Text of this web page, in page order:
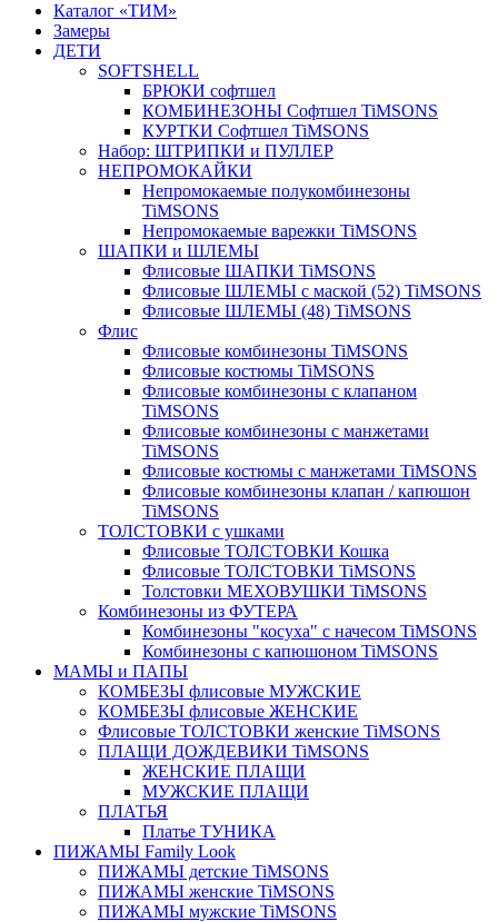
Каталог «ТИМ»
Замеры
ДЕТИ
SOFTSHELL
БРЮКИ софтшел
КОМБИНЕЗОНЫ Софтшел TiMSONS
КУРТКИ Софтшел TiMSONS
Набор: ШТРИПКИ и ПУЛЛЕР
НЕПРОМОКАЙКИ
Непромокаемые полукомбинезоны
TiMSONS
Непромокаемые варежки TiMSONS
ШАПКИ и ШЛЕМЫ
Флисовые ШАПКИ TiMSONS
Флисовые ШЛЕМЫ с маской (52) TiMSONS
Флисовые ШЛЕМЫ (48) TiMSONS
Флис
Флисовые комбинезоны TiMSONS
Флисовые костюмы TiMSONS
Флисовые комбинезоны с клапаном
TiMSONS
Флисовые комбинезоны с манжетами
TiMSONS
Флисовые костюмы с манжетами TiMSONS
Флисовые комбинезоны клапан / капюшон
TiMSONS
ТОЛСТОВКИ с ушками
Флисовые ТОЛСТОВКИ Кошка
Флисовые ТОЛСТОВКИ TiMSONS
Толстовки МЕХОВУШКИ TiMSONS
Комбинезоны из ФУТЕРА
Комбинезоны "косуха" с начесом TiMSONS
Комбинезоны с капюшоном TiMSONS
МАМЫ и ПАПЫ
КОМБЕЗЫ флисовые МУЖСКИЕ
КОМБЕЗЫ флисовые ЖЕНСКИЕ
Флисовые ТОЛСТОВКИ женские TiMSONS
ПЛАЩИ ДОЖДЕВИКИ TiMSONS
ЖЕНСКИЕ ПЛАЩИ
МУЖСКИЕ ПЛАЩИ
ПЛАТЬЯ
Платье ТУНИКА
ПИЖАМЫ Family Look
ПИЖАМЫ детские TiMSONS
ПИЖАМЫ женские TiMSONS
ПИЖАМЫ мужские TiMSONS